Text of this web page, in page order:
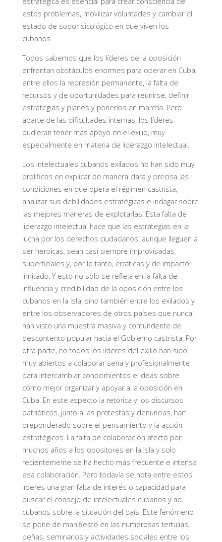
estos problemas, movilizar voluntades y cambiar el
estado de sopor sicológico en que viven los
cubanos.
Todos sabemos que los líderes de la oposición
enfrentan obstáculos enormes para operar en Cuba,
entre ellos la represión permanente, la falta de
recursos y de oportunidades para reunirse, definir
estrategias y planes y ponerlos en marcha. Pero
aparte de las dificultades internas, los líderes
pudieran tener más apoyo en el exilio, muy
especialmente en materia de liderazgo intelectual.
Los intelectuales cubanos exilados no han sido muy
prolíficos en explicar de manera clara y precisa las
condiciones en que opera el régimen castrista,
analizar sus debilidades estratégicas e indagar sobre
las mejores maneras de explotarlas. Esta falta de
liderazgo intelectual hace que las estrategias en la
lucha por los derechos ciudadanos, aunque lleguen a
ser heroicas, sean casi siempre improvisadas,
superficiales y, por lo tanto, erráticas y de impacto
limitado. Y esto no solo se refleja en la falta de
influencia y credibilidad de la oposición entre los
cubanos en la Isla, sino también entre los exilados y
entre los observadores de otros países que nunca
han visto una muestra masiva y contundente de
descontento popular hacia el Gobierno castrista. Por
otra parte, no todos los líderes del exilio han sido
muy abiertos a colaborar seria y profesionalmente
para intercambiar conocimientos e ideas sobre
cómo mejor organizar y apoyar a la oposición en
Cuba. En este aspecto la retórica y los discursos
patrióticos, junto a las protestas y denuncias, han
preponderado sobre el pensamiento y la acción
estratégicos. La falta de colaboración afectó por
muchos años a los opositores en la Isla y solo
recientemente se ha hecho más frecuente e intensa
esa colaboración. Pero todavía se nota entre estos
líderes una gran falta de interés o capacidad para
buscar el consejo de intelectuales cubanos y no
cubanos sobre la situación del país. Este fenómeno
se pone de manifiesto en las numerosas tertulias,
peñas, seminarios y actividades sociales entre los